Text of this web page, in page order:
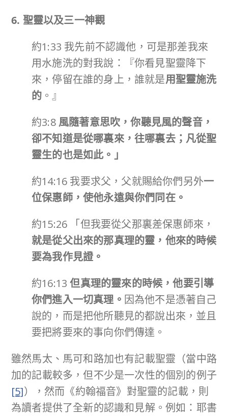
6. 聖靈以及三一神觀
約1:33 我先前不認識他，可是那差我來
用水施洗的對我說：『你看見聖靈降下
來，停留在誰的身上，誰就是用聖靈施洗
的 。』
約3:8 風隨著意思吹，你聽見風的聲音，
卻不知道是從哪裏來，往哪裏去；凡從聖
靈生的也是如此。」
約14:16 我要求父，父就賜給你們另外一
位保惠師，使他永遠與你們同在。
約15:26 「但我要從父那裏差保惠師來，
就是從父出來的那真理的靈，他來的時候
要為我作見證。
約16:13但真理的靈來的時候，他要引導
你們進入一切真理。 因為他不是憑著自己
說的，而是把他所聽見的都說出來，並且
要把將要來的事向你們傳達。
雖然馬太、馬可和路加也有記載聖靈（當中路
加的記載較多，但不少是一次性的個別的例子
[5]），然而《約翰福音》對聖靈的記載，則
為讀者提供了全新的認識和見解。例如：耶書